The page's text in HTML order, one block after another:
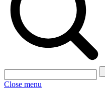
Close menu